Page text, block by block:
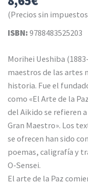
(Precios sin
ISBN: 9788483525203
Morihei Ueshiba
maestros de las artes
historia. Fue el
como «El Arte de la
del Aikido se refieren
Gran Maestro». Los
se ofrecen han sido
poemas, caligrafía y
O-Sensei.
El arte de la Paz